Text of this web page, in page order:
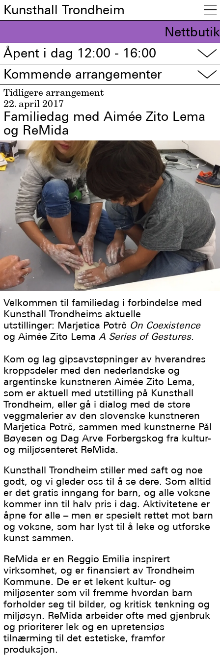
Kunsthall Trondheim 
Åpent i dag 12:00 - 16:00
▽
Kommende arrangementer ▽
Tidligere arrangement
22. april 2017
Familiedag med Aimée Zito Lema
og ReMida
Velkommen til familiedag i forbindelse med
Kunsthall Trondheims aktuelle
utstillinger: Marjetica Potrč On Coexistence
og Aimée Zito LemaA Series of Gestures.
Kom og lag gipsavstøpninger av hverandres
kroppsdeler med den nederlandske og
argentinske kunstneren Aimée Zito Lema,
som er aktuell med utstilling på Kunsthall
Trondheim, eller gå i dialog med de store
veggmalerier av den slovenske kunstneren
Marjetica Potrč, sammen med kunstnerne Pål
Bøyesen og Dag Arve Forbergskog fra kultur-
og miljøsenteret ReMida.
Kunsthall Trondheim stiller med saft og noe
godt, og vi gleder oss til å se dere. Som alltid
er det gratis inngang for barn, og alle voksne
kommer inn til halv pris i dag. Aktivitetene er
åpne for alle – men er spesielt rettet mot barn
og voksne, som har lyst til å leke og utforske
kunst sammen.
ReMida er en Reggio Emilia inspirert
virksomhet, og er finansiert av Trondheim
Kommune. De er et lekent kultur- og
miljøsenter som vil fremme hvordan barn
forholder seg til bilder, og kritisk tenkning og
miljøsyn. ReMida arbeider ofte med gjenbruk
og prioriterer lek og en upretensiøs
tilnærming til det estetiske, framfor
produksjon.